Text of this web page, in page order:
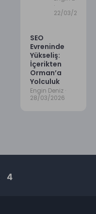
22/03/2026
SEO
Evreninde
Yükseliş:
İçerikten
Orman’a
Yolculuk
Engin Deniz
28/03/2026
4